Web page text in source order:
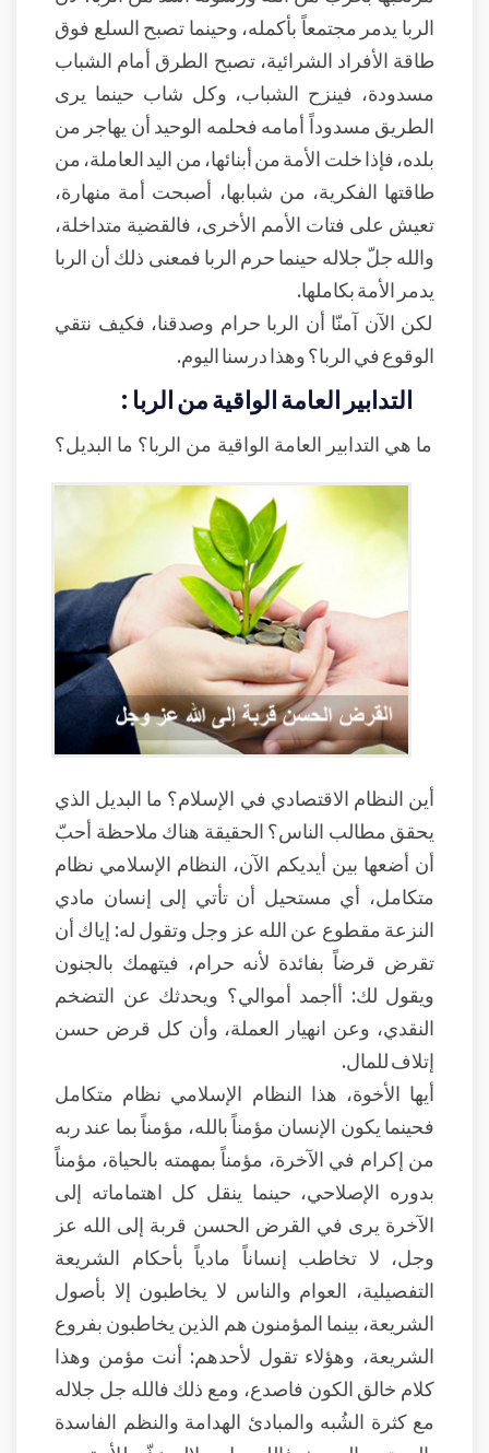
الربا يدمر مجتمعاً بأكمله، وحينما تصبح السلع فوق
طاقة الأفراد الشرائية، تصبح الطرق أمام الشباب
مسدودة، فينزح الشباب، وكل شاب حينما يرى
الطريق مسدوداً أمامه فحلمه الوحيد أن يهاجر من
بلده، فإذا خلت الأمة من أبنائها، من اليد العاملة، من
طاقتها الفكرية، من شبابها، أصبحت أمة منهارة،
تعيش على فتات الأمم الأخرى، فالقضية متداخلة،
والله جلّ جلاله حينما حرم الربا فمعنى ذلك أن الربا
يدمر الأمة بكاملها.
لكن الآن آمنّا أن الربا حرام وصدقنا، فكيف نتقي
الوقوع في الربا؟ وهذا درسنا اليوم.
التدابير العامة الواقية من الربا :
ما هي التدابير العامة الواقية من الربا؟ ما البديل؟
أين النظام الاقتصادي في الإسلام؟ ما البديل الذي
يحقق مطالب الناس؟ الحقيقة هناك ملاحظة أحبّ
أن أضعها بين أيديكم الآن، النظام الإسلامي نظام
متكامل، أي مستحيل أن تأتي إلى إنسان مادي
النزعة مقطوع عن الله عز وجل وتقول له: إياك أن
تقرض قرضاً بفائدة لأنه حرام، فيتهمك بالجنون
ويقول لك: أأجمد أموالي؟ ويحدثك عن التضخم
النقدي، وعن انهيار العملة، وأن كل قرض حسن
إتلاف للمال.
أيها الأخوة، هذا النظام الإسلامي نظام متكامل
فحينما يكون الإنسان مؤمناً بالله، مؤمناً بما عند ربه
من إكرام في الآخرة، مؤمناً بمهمته بالحياة، مؤمناً
بدوره الإصلاحي، حينما ينقل كل اهتماماته إلى
الآخرة يرى في القرض الحسن قربة إلى الله عز
وجل، لا تخاطب إنساناً مادياً بأحكام الشريعة
التفصيلية، العوام والناس لا يخاطبون إلا بأصول
الشريعة، بينما المؤمنون هم الذين يخاطبون بفروع
الشريعة، وهؤلاء تقول لأحدهم: أنت مؤمن وهذا
كلام خالق الكون فاصدع، ومع ذلك فالله جل جلاله
مع كثرة الشُبه والمبادئ الهدامة والنظم الفاسدة